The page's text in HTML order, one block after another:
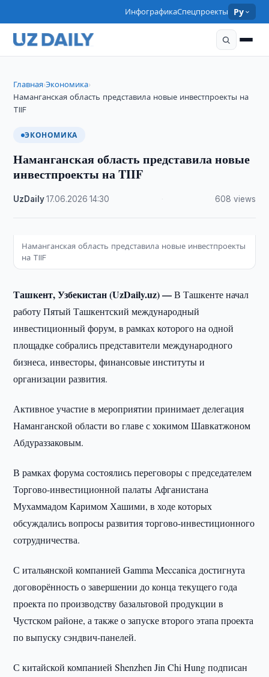
ИнфографикаСпецпроекты Ру
Главная›Экономика›
Наманганская область представила новые инвестпроекты на
TIIF
ЭКОНОМИКА
Наманганская область представила новые
инвестпроекты на TIIF
UzDaily·17.06.2026 ·14:30 608 views
Наманганская область представила новые инвестпроекты
на TIIF
Ташкент, Узбекистан (UzDaily.uz) —В Ташкенте начал
работу Пятый Ташкентский международный
инвестиционный форум, в рамках которого на одной
площадке собрались представители международного
бизнеса, инвесторы, финансовые институты и
организации развития.
Активное участие в мероприятии принимает делегация
Наманганской области во главе с хокимом Шавкатжоном
Абдураззаковым.
В рамках форума состоялись переговоры с председателем
Торгово-инвестиционной палаты Афганистана
Мухаммадом Каримом Хашими, в ходе которых
обсуждались вопросы развития торгово-инвестиционного
сотрудничества.
С итальянской компанией Gamma Meccanica достигнута
договорённость о завершении до конца текущего года
проекта по производству базальтовой продукции в
Чустском районе, а также о запуске второго этапа проекта
по выпуску сэндвич-панелей.
С китайской компанией Shenzhen Jin Chi Hung подписан